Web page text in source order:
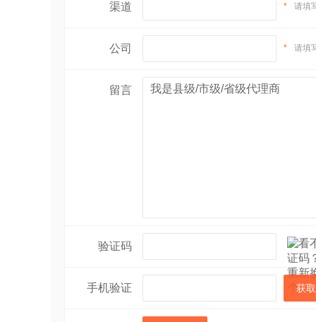
渠道 * 请填
公司 * 请填
留言
验证码
手机验证 获